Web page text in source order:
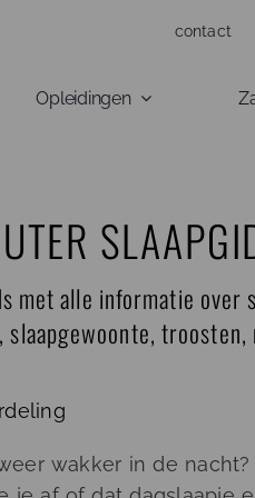
contact
Opleidingen
met alle informatie over
troosten,
wakker in de nacht?